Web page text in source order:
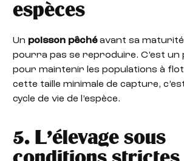
espèces
Un poisson pêchéavant sa maturité
pourra pas se reproduire. C’est un
pour maintenir les populations à
cette taille minimale de capture,
cycle de vie de l’espèce.
5. L’élevage sous